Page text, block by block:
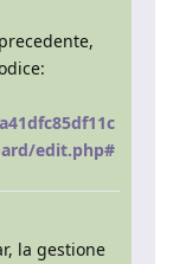
edit.php#
la gestione